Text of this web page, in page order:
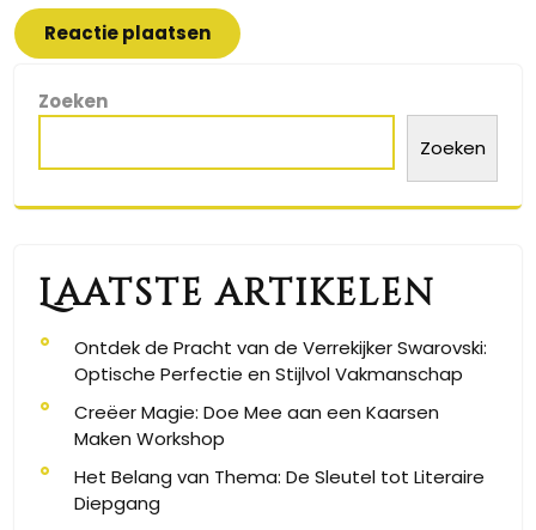
Zoeken
Zoeken
Laatste artikelen
Ontdek de Pracht van de Verrekijker Swarovski:
Optische Perfectie en Stijlvol Vakmanschap
Creëer Magie: Doe Mee aan een Kaarsen
Maken Workshop
Het Belang van Thema: De Sleutel tot Literaire
Diepgang